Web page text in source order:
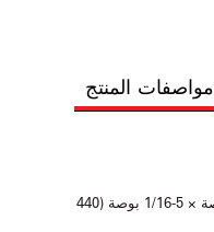
مواصفات المنتج
17-3/8 بوصة × 3-7/16 بوصة × 5-1/16 بوصة (440